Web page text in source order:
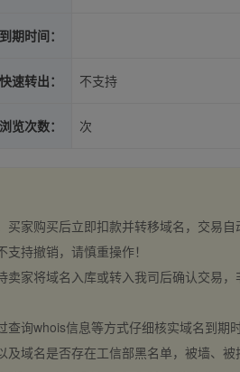
期时间：
快速转出： 不支持
浏览次数： 次
买家购买后立即扣款并转移域名，交易
持撤销，请慎重操作！
卖家将域名入库或转入我司后确认交易
查询whois信息等方式仔细核实域名到期
及域名是否存在工信部黑名单，被墙、